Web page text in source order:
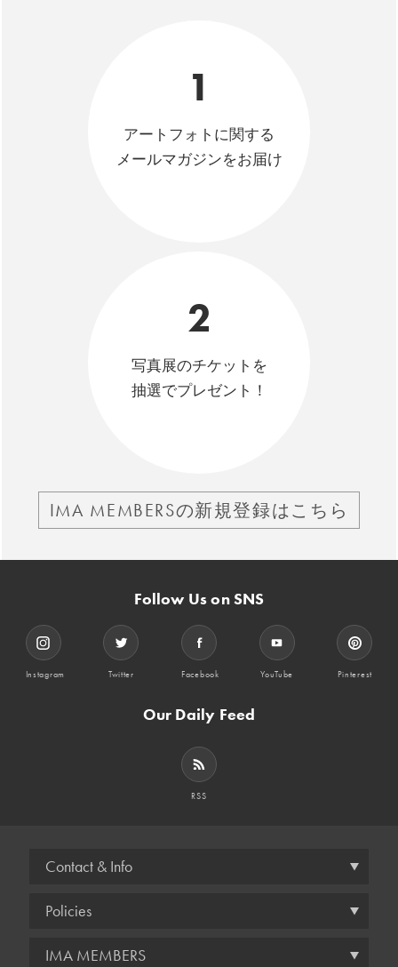
1
アートフォトに関する
メールマガジンをお届け
2
写真展のチケットを
抽選でプレゼント！
IMA MEMBERSの新規登録はこちら
Follow Us on SNS
Instagram Twitter Facebook YouTube Pinterest
Our Daily Feed
RSS
Contact & Info
Policies
IMA MEMBERS